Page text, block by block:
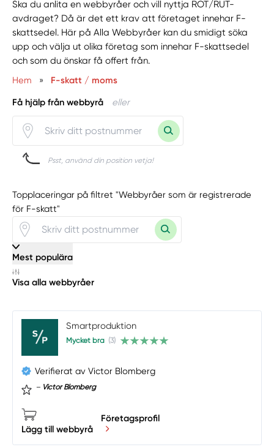
Ska du anlita en webbyråer och vill nyttja ROT/RUT-
avdraget? Då är det ett krav att företaget innehar F-
skattsedel. Här på Alla Webbyråer kan du smidigt söka
upp och välja ut olika företag som innehar F-skattsedel
och som du önskar få offert från.
Hem
» F-skatt / moms
Få hjälp från webbyrå eller
Psst, använd din position vetja!
Topplaceringar på filtret "Webbyråer som är registrerade
för F-skatt"
Mest populära
Visa alla webbyråer
Smartproduktion
Mycket bra (3)
Verifierat av Victor Blomberg
– Victor Blomberg
Lägg till webbyrå
Företagsprofil